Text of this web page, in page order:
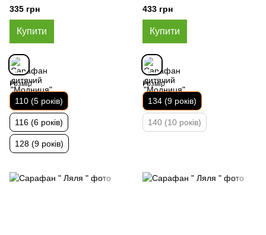
335 грн
Купити
Розмір
110 (5 років)
116 (6 років)
128 (9 років)
433 грн
Купити
Розмір
134 (9 років)
140 (10 років)